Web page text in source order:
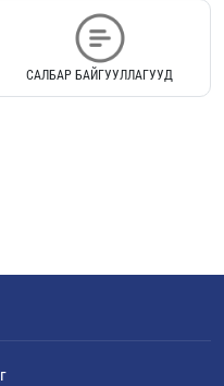
САЛБАР БАЙГУУЛЛАГУУД